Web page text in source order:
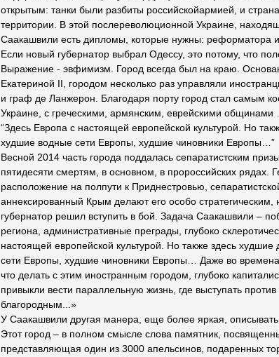
открытым: танки были разбиты российскойармией, и
территории. В этой послереволюционной Украине,
Саакашвили есть дипломы, которые нужны: реформатора
Если новый губернатор выбрал Одессу, это потому, что
Выражение - эвфимизм. Город всегда был на краю.
Екатериной II, городом несколько раз управляли
и граф де Ланжерон. Благодаря порту город стал самым
Украине, с греческими, армянским, еврейскими общинами
“Здесь Европа с настоящей европейской культурой. Но
худшие водные сети Европы, худшие чиновники Европы…”
Весной 2014 часть города поддалась сепаратистским
пятидесяти смертям, в основном, в пророссийских рядах.
расположение на полпути к Приднестровью,
аннексированный Крым делают его особо стратегическим,
губернатор решил вступить в бой. Задача Саакашвили –
региона, административные преграды, глубоко
настоящей европейской культурой. Но также здесь
сети Европы, худшие чиновники Европы… Даже во
что делать с этим иностранным городом, глубоко
привыкли вести параллельную жизнь, где выступать против
благородным...»
У Саакашвили другая манера, еще более яркая,
Этот город – в полном смысле слова памятник,
представляющая один из 3000 апельсинов, подаренных